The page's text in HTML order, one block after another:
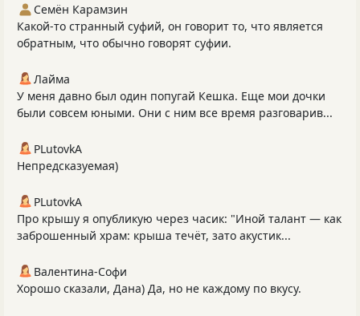
Семён Карамзин
Какой-то странный суфий, он говорит то, что является
обратным, что обычно говорят суфии.
Лайма
У меня давно был один попугай Кешка. Еще мои дочки
были совсем юными. Они с ним все время разговарив...
PLutоvkА
Непредсказуемая)
PLutоvkА
Про крышу я опубликую через часик: "Иной талант — как
заброшенный храм: крыша течёт, зато акустик...
Валентина-Софи
Хорошо сказали, Дана) Да, но не каждому по вкусу.